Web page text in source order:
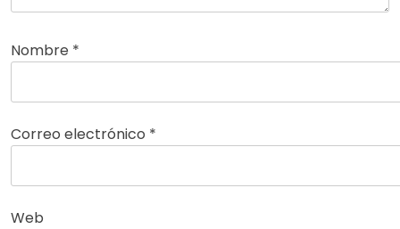
Nombre *
Correo electrónico *
Web